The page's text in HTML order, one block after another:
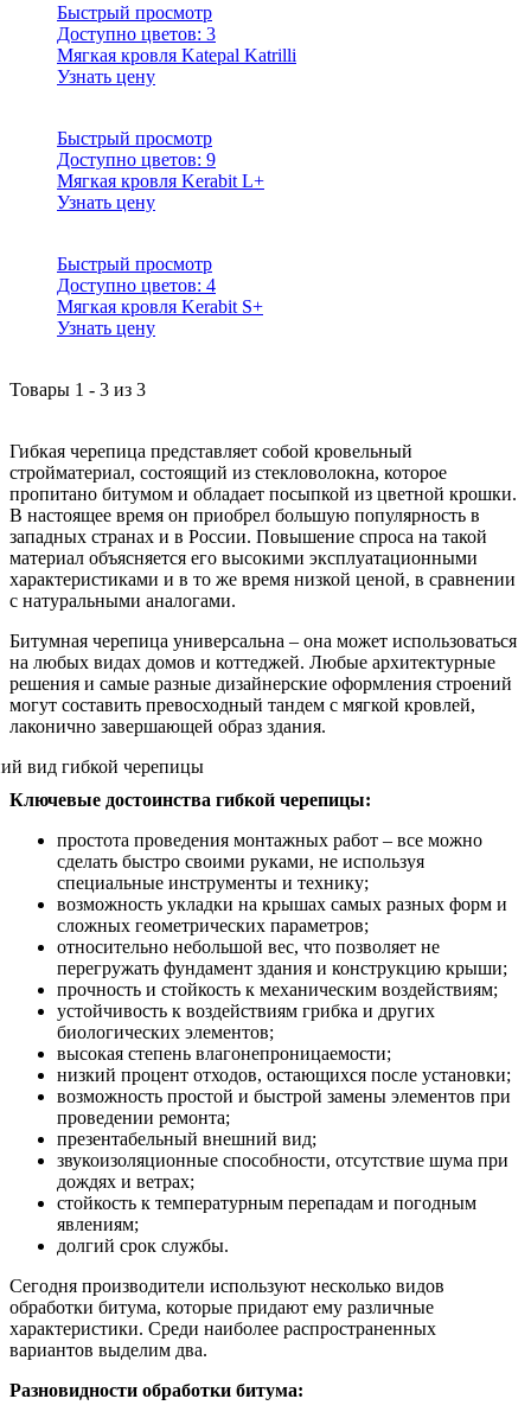
Быстрый просмотр
Доступно цветов: 3
Мягкая кровля Katepal Katrilli
Узнать цену
Быстрый просмотр
Доступно цветов: 9
Мягкая кровля Kerabit L+
Узнать цену
Быстрый просмотр
Доступно цветов: 4
Мягкая кровля Kerabit S+
Узнать цену
Товары 1 - 3 из 3
Гибкая черепица представляет собой кровельный
стройматериал, состоящий из стекловолокна, которое
пропитано битумом и обладает посыпкой из цветной крошки.
В настоящее время он приобрел большую популярность в
западных странах и в России. Повышение спроса на такой
материал объясняется его высокими эксплуатационными
характеристиками и в то же время низкой ценой, в сравнении
с натуральными аналогами.
Битумная черепица универсальна – она может использоваться
на любых видах домов и коттеджей. Любые архитектурные
решения и самые разные дизайнерские оформления строений
могут составить превосходный тандем с мягкой кровлей,
лаконично завершающей образ здания.
Ключевые достоинства гибкой черепицы:
простота проведения монтажных работ – все можно
сделать быстро своими руками, не используя
специальные инструменты и технику;
возможность укладки на крышах самых разных форм и
сложных геометрических параметров;
относительно небольшой вес, что позволяет не
перегружать фундамент здания и конструкцию крыши;
прочность и стойкость к механическим воздействиям;
устойчивость к воздействиям грибка и других
биологических элементов;
высокая степень влагонепроницаемости;
низкий процент отходов, остающихся после установки;
возможность простой и быстрой замены элементов при
проведении ремонта;
презентабельный внешний вид;
звукоизоляционные способности, отсутствие шума при
дождях и ветрах;
стойкость к температурным перепадам и погодным
явлениям;
долгий срок службы.
Сегодня производители используют несколько видов
обработки битума, которые придают ему различные
характеристики. Среди наиболее распространенных
вариантов выделим два.
Разновидности обработки битума: